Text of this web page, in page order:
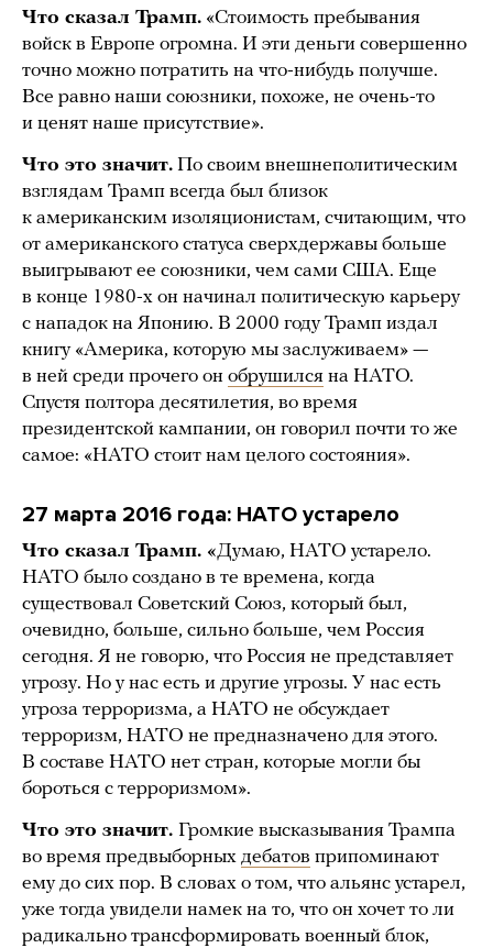
Что сказал Трамп. «Стоимость пребывания
войск в Европе огромна. И эти деньги совершенно
точно можно потратить на что-нибудь получше.
Все равно наши союзники, похоже, не очень-то
и ценят наше присутствие».
Что это значит. По своим внешнеполитическим
взглядам Трамп всегда был близок
к американским изоляционистам, считающим, что
от американского статуса сверхдержавы больше
выигрывают ее союзники, чем сами США. Еще
в конце 1980-х он начинал политическую карьеру
с нападок на Японию. В 2000 году Трамп издал
книгу «Америка, которую мы заслуживаем» —
в ней среди прочего он обрушился на НАТО.
Спустя полтора десятилетия, во время
президентской кампании, он говорил почти то же
самое: «НАТО стоит нам целого состояния».
27 марта 2016 года: НАТО устарело
Что сказал Трамп. «Думаю, НАТО устарело.
НАТО было создано в те времена, когда
существовал Советский Союз, который был,
очевидно, больше, сильно больше, чем Россия
сегодня. Я не говорю, что Россия не представляет
угрозу. Но у нас есть и другие угрозы. У нас есть
угроза терроризма, а НАТО не обсуждает
терроризм, НАТО не предназначено для этого.
В составе НАТО нет стран, которые могли бы
бороться с терроризмом».
Что это значит. Громкие высказывания Трампа
во время предвыборных дебатов припоминают
ему до сих пор. В словах о том, что альянс устарел,
уже тогда увидели намек на то, что он хочет то ли
радикально трансформировать военный блок,